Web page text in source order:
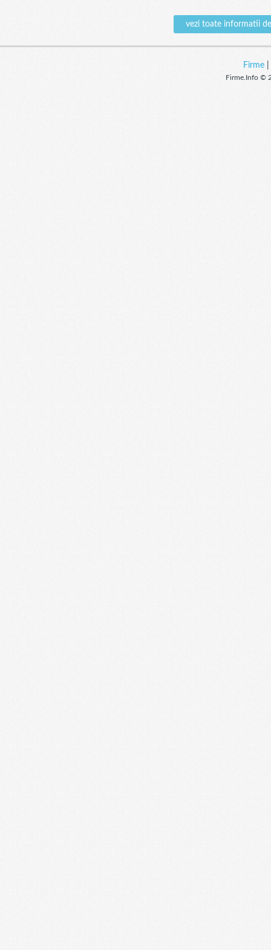
vezi toate informatii
Firme|
Firme.Info ©